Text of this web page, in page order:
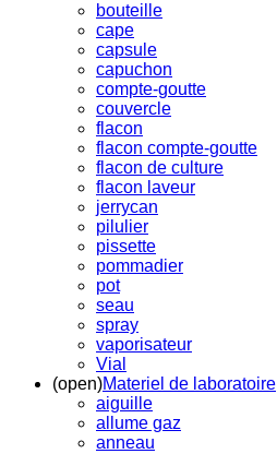
bouteille
cape
capsule
capuchon
compte-goutte
couvercle
flacon
flacon compte-goutte
flacon de culture
flacon laveur
jerrycan
pilulier
pissette
pommadier
pot
seau
spray
vaporisateur
Vial
(open)Materiel de laboratoire
aiguille
allume gaz
anneau